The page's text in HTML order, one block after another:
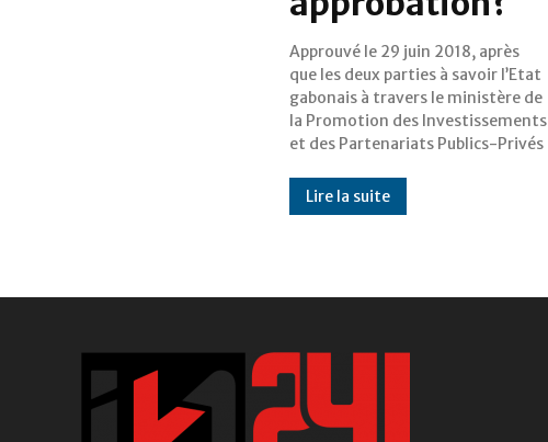
Approuvé le 29 juin 2018, après
que les deux parties à savoir l’Etat
gabonais à travers le ministère de
la Promotion des Investissements
et des Partenariats Publics-Privés
et la Banque africaine de
développement (BAD), aient
approuvé la note conceptuelle
Lire la suite